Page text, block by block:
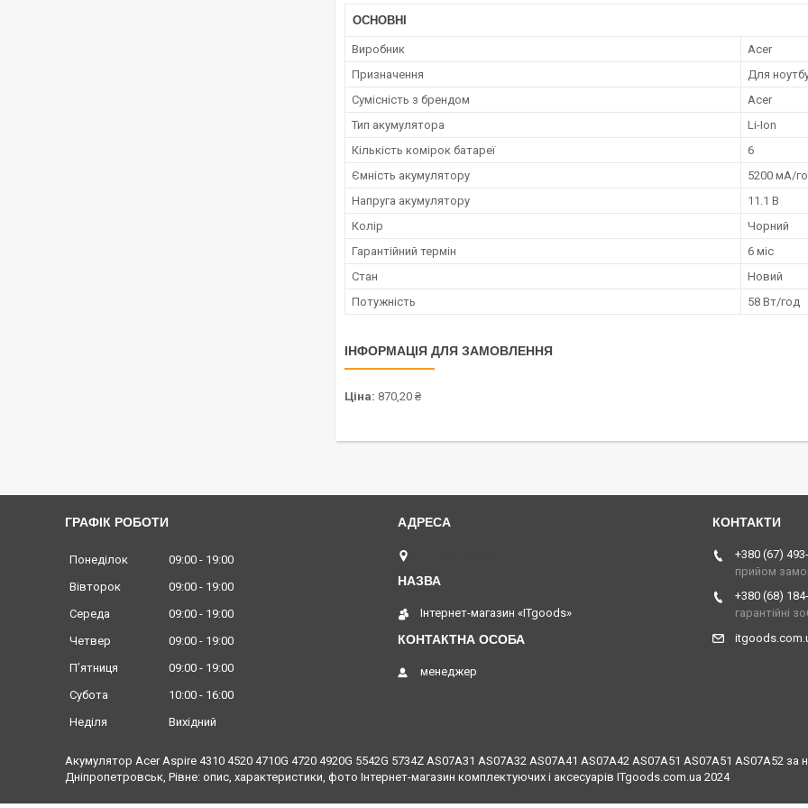
ОСНОВНІ
Виробник
Acer
Призначення
Для
Сумісність з брендом
Acer
Тип акумулятора
Li-Ion
Кількість комірок батареї
6
Ємність акумулятору
5200 мА/
Напруга акумулятору
11.1 В
Колір
Чорний
Гарантійний термін
6 міс
Стан
Новий
Потужність
58 Вт/год
ІНФОРМАЦІЯ ДЛЯ ЗАМОВЛЕННЯ
Ціна: 870,20 ₴
ГРАФІК РОБОТИ
Понеділок 09:00
19:00
Вівторок
09:00
19:00
Середа
09:00
19:00
Четвер
09:00
19:00
Пʼятниця
09:00
19:00
Субота
10:00
16:00
Неділя
Вихідний
Інтернет-магазин «ITgoods»
менеджер
+380 (67)
прийом
+380 (68)
гарантійні
Акумулятор Acer Aspire 4310 4520 4710G 4720 4920G 5542G 5734Z AS07A31 AS07A32 AS07A41 AS07A42 AS07A51 AS07A51 AS07A52
Дніпропетровськ, Рівне: опис, характеристики, фото Інтернет-магазин комплектуючих і аксесуарів ITgoods.com.ua 2024